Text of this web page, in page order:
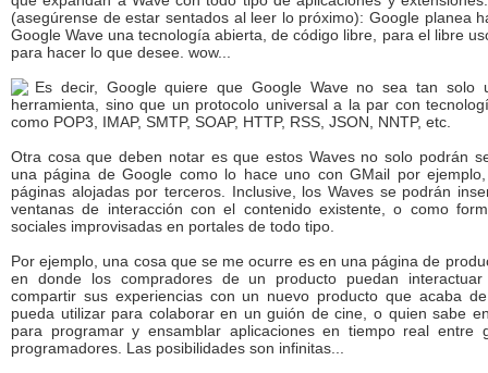
(asegúrense de estar sentados al leer lo próximo): Google planea
Google Wave una tecnología abierta, de código libre, para el libre
para hacer lo que desee. wow...
Es decir, Google quiere que Google Wave no sea tan solo
herramienta, sino que un protocolo universal a la par con
como POP3, IMAP, SMTP, SOAP, HTTP, RSS, JSON, NNTP, etc.
Otra cosa que deben notar es que estos Waves no solo podrán
una página de Google como lo hace uno con GMail por
páginas alojadas por terceros. Inclusive, los Waves se podrán
ventanas de interacción con el contenido existente, o como
sociales improvisadas en portales de todo tipo.
Por ejemplo, una cosa que se me ocurre es en una página de
en donde los compradores de un producto puedan interactuar
compartir sus experiencias con un nuevo producto que acaba
pueda utilizar para colaborar en un guión de cine, o quien sabe
para programar y ensamblar aplicaciones en tiempo real entre
programadores. Las posibilidades son infinitas...